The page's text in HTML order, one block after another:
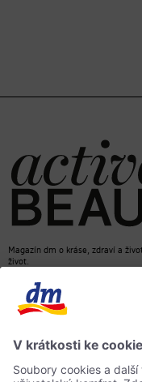
Magazín dm o kráse, zdraví a
život.